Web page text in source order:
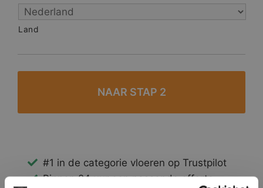
Land
#1 in de categorie vloeren op Trustpilot
Binnen 24 uur een passende offerte